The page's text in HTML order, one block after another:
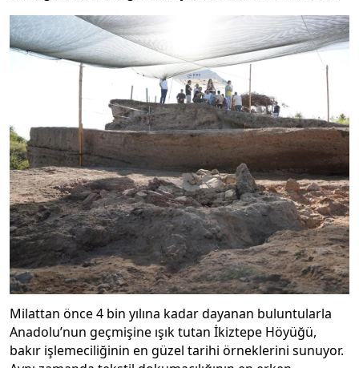
Milattan önce 4 bin yılına kadar dayanan buluntularla
Anadolu’nun geçmişine ışık tutan İkiztepe Höyüğü,
bakır işlemeciliğinin en güzel tarihi örneklerini sunuyor.